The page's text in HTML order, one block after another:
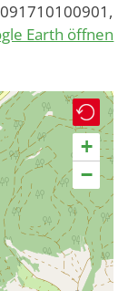
Earth öffnen
+
−